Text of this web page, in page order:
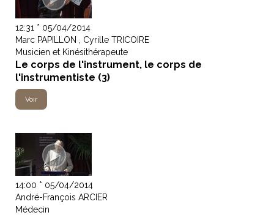
12:31 * 05/04/2014
Marc PAPILLON , Cyrille TRICOIRE
Musicien et Kinésithérapeute
Le corps de l'instrument, le corps de
l'instrumentiste (3)
Voir
14:00 * 05/04/2014
André-François ARCIER
Médecin